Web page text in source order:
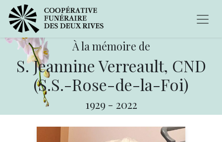
À la mémoire de
S. Jeannine Verreault, CND
(S.S.-Rose-de-la-Foi)
1929 - 2022